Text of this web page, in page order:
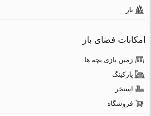
بار
امکانات فضای باز
زمین بازی بچه ها
پارکینگ
استخر
فروشگاه